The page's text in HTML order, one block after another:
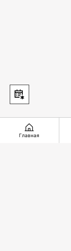
Главная